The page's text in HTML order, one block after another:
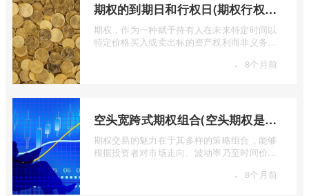
期权的到期日和行权日(期权行权日到期虚值期权都将清零)
期权，作为一种赋予持有人在未来特定时间以
特定价格买入或卖出标的资产权利而非义务的
· 8个月前
空头宽跨式期权组合(空头期权是什么意思)
期权交易的魅力在于其多样的策略组合，能够
根据投资者对市场走向、波动率乃至时间价值
· 8个月前